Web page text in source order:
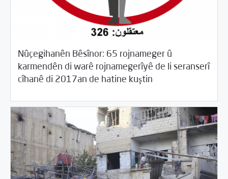
Nûçegihanên Bêsînor: 65 rojnameger û
karmendên di warê rojnamegerîyê de li seranserî
cîhanê di 2017an de hatine kuştin
18/2018 Rewangeha Binpêkirinan/Rotator